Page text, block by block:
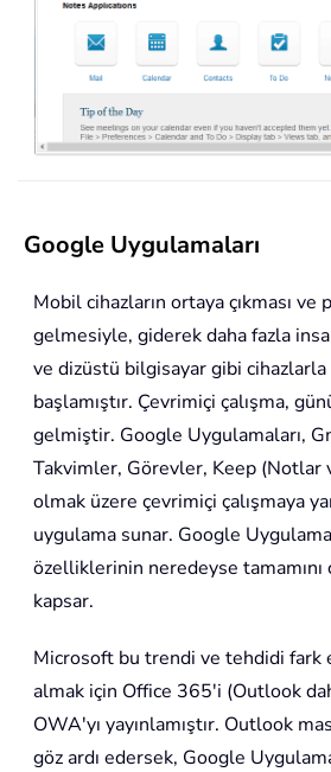
Google Uygulamaları
Mobil cihazların ortaya çıkması ve
gelmesiyle, giderek daha fazla
ve dizüstü bilgisayar gibi cihazlarla
başlamıştır. Çevrimiçi çalışma,
gelmiştir. Google Uygulamaları,
Takvimler, Görevler, Keep (Notlar
olmak üzere çevrimiçi çalışmaya
uygulama sunar. Google
özelliklerinin neredeyse
kapsar.
Microsoft bu trendi ve tehdidi fark
almak için Office 365'i (Outlook
OWA'yı yayınlamıştır. Outlook
göz ardı edersek, Google